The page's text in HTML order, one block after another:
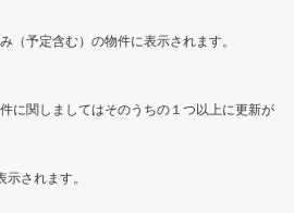
（予定含む）の物件に表示されます。
に関しましてはそのうちの１つ以上に更新が
されます。